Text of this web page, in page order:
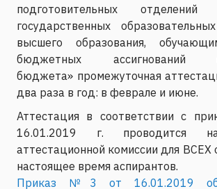
подготовительных отделений
государственных
высшего образования,
бюджетных ассигнований
бюджета» промежуточная
два раза в год: в феврале и июне.
Аттестация в соответствии с
16.01.2019 г. проводится
аттестационной комиссии для ВСЕХ
настоящее время аспирантов.
Приказ №3 от 16.01.2019 об